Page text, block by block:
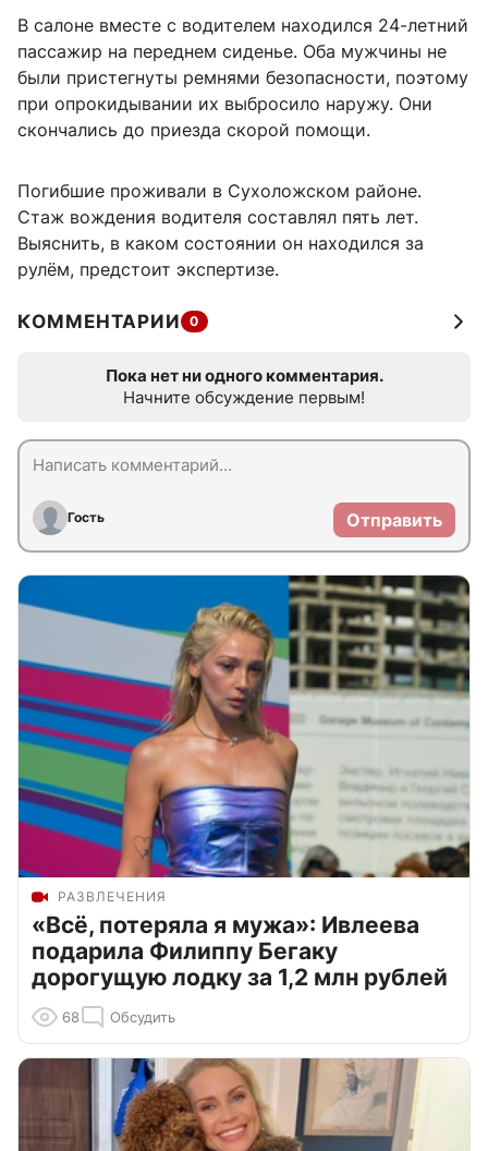
В салоне вместе с водителем находился 24-летний
пассажир на переднем сиденье. Оба мужчины не
были пристегнуты ремнями безопасности, поэтому
при опрокидывании их выбросило наружу. Они
скончались до приезда скорой помощи.
Погибшие проживали в Сухоложском районе.
Стаж вождения водителя составлял пять лет.
Выяснить, в каком состоянии он находился за
рулём, предстоит экспертизе.
КОММЕНТАРИИ 0
Пока нет ни одного комментария.
Начните обсуждение первым!
Гость Отправить
РАЗВЛЕЧЕНИЯ
«Всё, потеряла я мужа»: Ивлеева
подарила Филиппу Бегаку
дорогущую лодку за 1,2 млн рублей
68 Обсудить